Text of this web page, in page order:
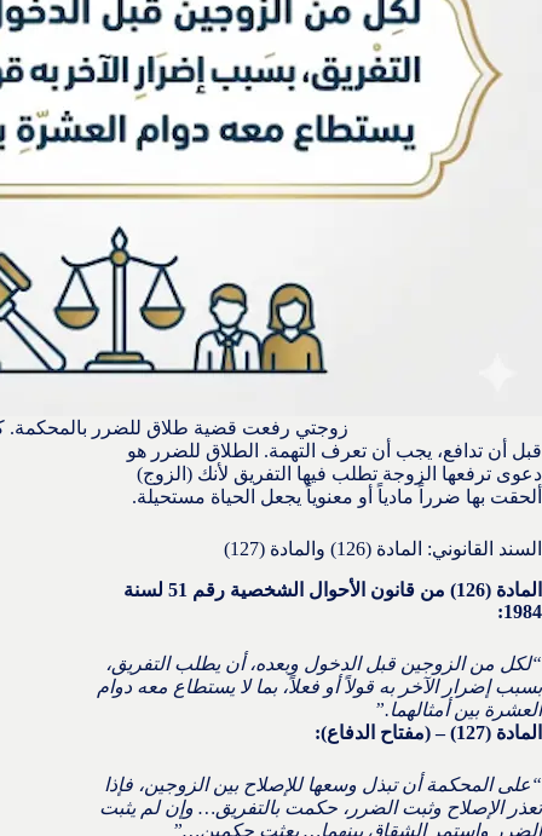
زوجتي رفعت قضية طلاق للضرر
قبل أن تدافع، يجب أن تعرف التهمة. الطلاق للضرر هو
دعوى ترفعها الزوجة تطلب فيها التفريق لأنك (الزوج)
ألحقت بها ضرراً مادياً أو معنوياً يجعل الحياة مستحيلة.
السند القانوني: المادة (126) والمادة (127)
المادة (126) من قانون الأحوال الشخصية رقم 51 لسنة
1984:
“لكل من الزوجين قبل الدخول وبعده، أن يطلب التفريق،
بسبب إضرار الآخر به قولاً أو فعلاً، بما لا يستطاع معه دوام
العشرة بين أمثالهما.”
المادة (127) – (مفتاح الدفاع):
“على المحكمة أن تبذل وسعها للإصلاح بين الزوجين، فإذا
تعذر الإصلاح وثبت الضرر، حكمت بالتفريق… وإن لم يثبت
الضرر واستمر الشقاق بينهما… بعثت حكمين…”